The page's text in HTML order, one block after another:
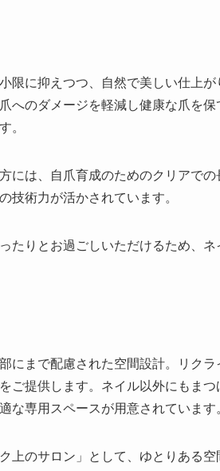
限に抑えつつ、自然で美しい仕上
へのダメージを軽減し健康な爪を
。
には、自爪育成のためのクリアで
技術力が活かされています。
たりとお過ごしいただけるため、
にまで配慮された空間設計。リク
ご提供します。ネイル以外にもま
な専用スペースが用意されています
上のサロン」として、ゆとりある